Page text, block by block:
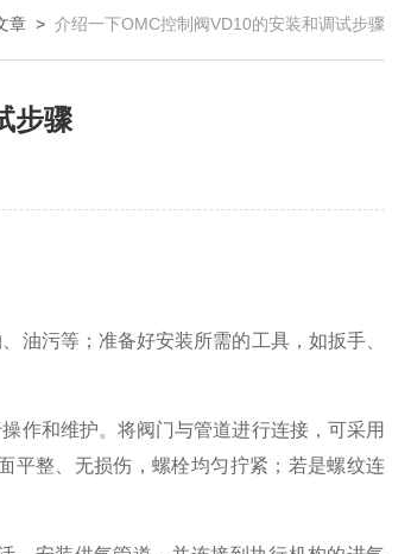
章 > 介绍一下OMC控制阀VD10的安装和调试步骤
步骤
油污等；准备好安装所需的工具，如扳手、
作和维护。将阀门与管道进行连接，可采用
平整、无损伤，螺栓均匀拧紧；若是螺纹连